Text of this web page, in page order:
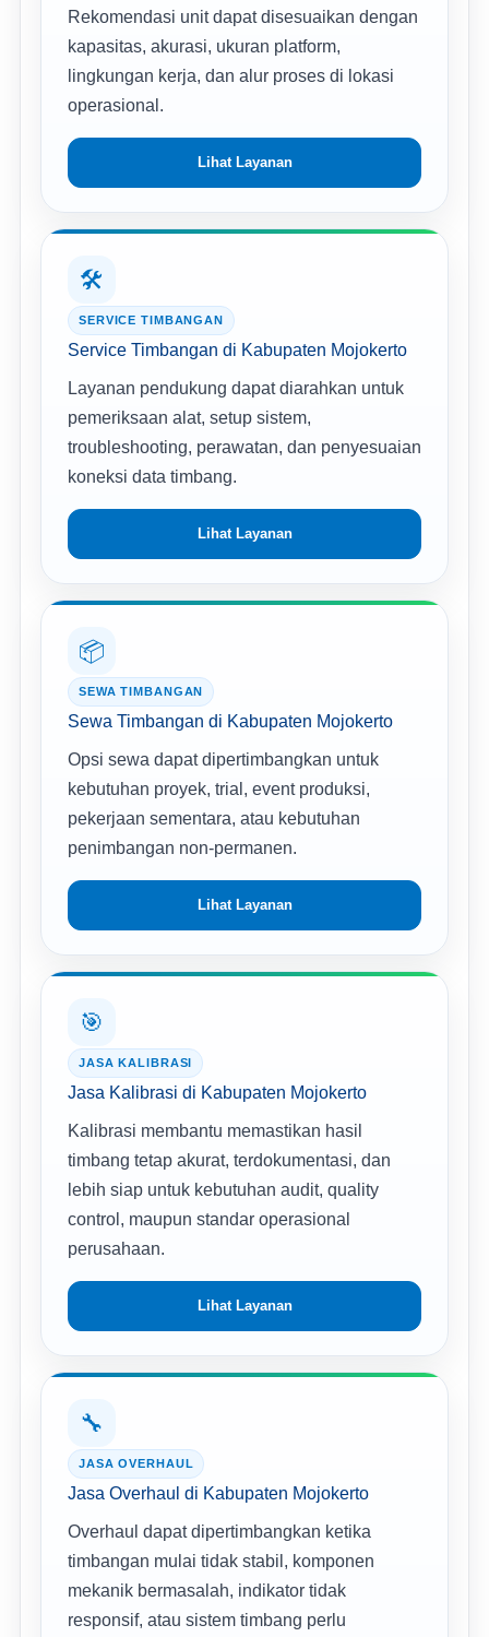
Rekomendasi unit dapat disesuaikan dengan
kapasitas, akurasi, ukuran platform,
lingkungan kerja, dan alur proses di lokasi
operasional.
Lihat Layanan
🛠️
SERVICE TIMBANGAN
Service Timbangan di Kabupaten Mojokerto
Layanan pendukung dapat diarahkan untuk
pemeriksaan alat, setup sistem,
troubleshooting, perawatan, dan penyesuaian
koneksi data timbang.
Lihat Layanan
📦
SEWA TIMBANGAN
Sewa Timbangan di Kabupaten Mojokerto
Opsi sewa dapat dipertimbangkan untuk
kebutuhan proyek, trial, event produksi,
pekerjaan sementara, atau kebutuhan
penimbangan non-permanen.
Lihat Layanan
🎯
JASA KALIBRASI
Jasa Kalibrasi di Kabupaten Mojokerto
Kalibrasi membantu memastikan hasil
timbang tetap akurat, terdokumentasi, dan
lebih siap untuk kebutuhan audit, quality
control, maupun standar operasional
perusahaan.
Lihat Layanan
🔧
JASA OVERHAUL
Jasa Overhaul di Kabupaten Mojokerto
Overhaul dapat dipertimbangkan ketika
timbangan mulai tidak stabil, komponen
mekanik bermasalah, indikator tidak
responsif, atau sistem timbang perlu